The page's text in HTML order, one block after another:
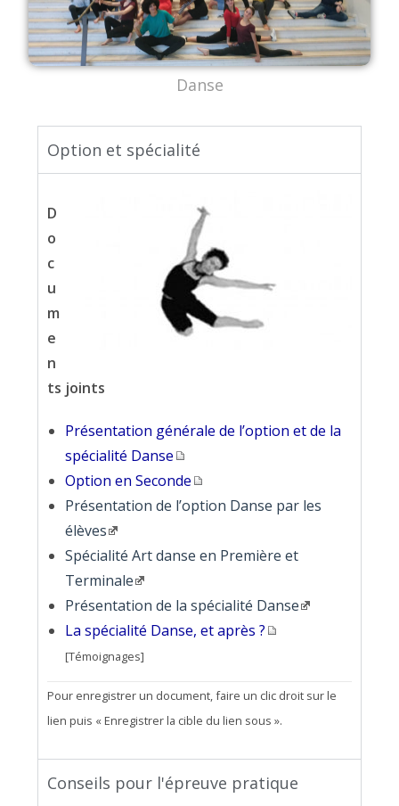
Danse
Option et spécialité
D
o
c
u
m
e
n
ts joints
Présentation générale de l’option et de la
spécialité Danse
Option en Seconde
Présentation de l’option Danse par les
élèves
Spécialité Art danse en Première et
Terminale
Présentation de la spécialité Danse
La spécialité Danse, et après ?
[Témoignages]
Pour enregistrer un document, faire un clic droit sur le
lien puis « Enregistrer la cible du lien sous ».
Conseils pour l'épreuve pratique